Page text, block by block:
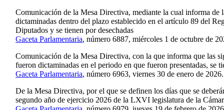
Comunicación de la Mesa Directiva, mediante la cual informa de
dictaminadas dentro del plazo establecido en el artículo 89 del
Diputados y se tienen por desechadas
Gaceta Parlamentaria, número 6887, miércoles 1 de octubre de
Comunicación de la Mesa Directiva, con la que informa que las
fueron dictaminadas en el periodo en que fueron presentadas, se
Gaceta Parlamentaria, número 6963, viernes 30 de enero de 2026.
De la Mesa Directiva, por el que se definen los días que se
segundo año de ejercicio 2026 de la LXVI legislatura de la